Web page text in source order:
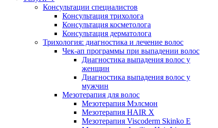
Консультации специалистов
Консультация трихолога
Консультация косметолога
Консультация дерматолога
Трихология: диагностика и лечение волос
Чек-ап программы при выпадении волос
Диагностика выпадения волос у
женщин
Диагностика выпадения волос у
мужчин
Мезотерапия для волос
Мезотерапия Мэлсмон
Мезотерапия HAIR X
Мезотерапия Viscoderm Skinko E